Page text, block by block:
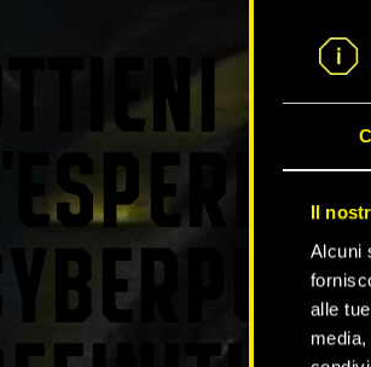
Il
Alcuni
alle
OTTIENI